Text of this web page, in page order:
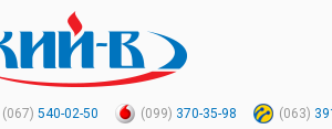
(067) 540-02-50 (099) 370-35-98 (063)